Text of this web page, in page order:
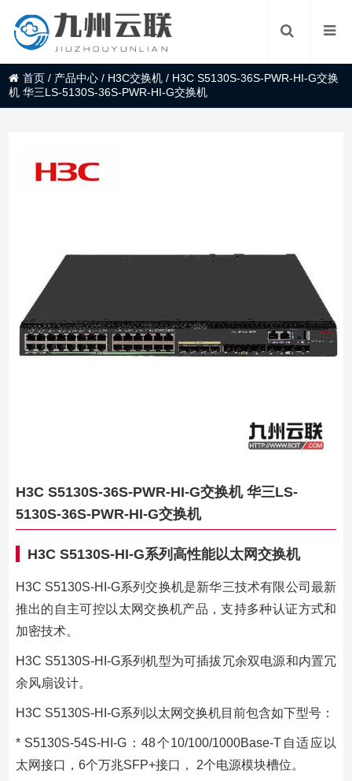
首页 / 产品中心 / H3C交换机 / H3C S5130S-36S-PWR-HI-G交换
机 华三LS-5130S-36S-PWR-HI-G交换机
H3C S5130S-36S-PWR-HI-G交换机 华三LS-
5130S-36S-PWR-HI-G交换机
H3C S5130S-HI-G系列高性能以太网交换机
H3C S5130S-HI-G系列交换机是新华三技术有限公司最新
推出的自主可控以太网交换机产品，支持多种认证方式和
加密技术。
H3C S5130S-HI-G系列机型为可插拔冗余双电源和内置冗
余风扇设计。
H3C S5130S-HI-G系列以太网交换机目前包含如下型号：
* S5130S-54S-HI-G：48个10/100/1000Base-T自适应以
太网接口，6个万兆SFP+接口， 2个电源模块槽位。